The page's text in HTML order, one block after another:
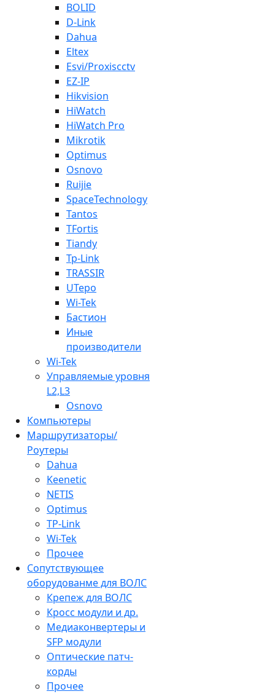
BOLID
D-Link
Dahua
Eltex
Esvi/Proxiscctv
EZ-IP
Hikvision
HiWatch
HiWatch Pro
Mikrotik
Optimus
Osnovo
Ruijie
SpaceTechnology
Tantos
TFortis
Tiandy
Tp-Link
TRASSIR
UTepo
Wi-Tek
Бастион
Иные
производители
Wi-Tek
Управляемые уровня
L2,L3
Osnovo
Компьютеры
Маршрутизаторы/
Роутеры
Dahua
Keenetic
NETIS
Optimus
TP-Link
Wi-Tek
Прочее
Сопутствующее
оборудованме для ВОЛС
Крепеж для ВОЛС
Кросс модули и др.
Медиаконвертеры и
SFP модули
Оптические патч-
корды
Прочее